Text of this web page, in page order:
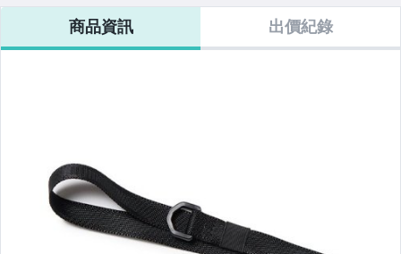
CORDURA
Nylon Shoulder
CORDURA
Nylon Shoulder
Bag
SHOULDER
Dyneema®
backpack
商品資訊 出價紀錄